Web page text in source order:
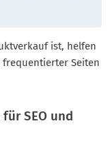
ist, helfen
frequentierter Seiten
SEO und